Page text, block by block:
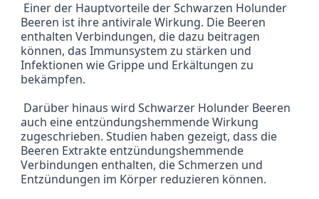
Beeren ist ihre antivirale Wirkung. Die Beeren
enthalten Verbindungen, die dazu beitragen
können, das Immunsystem zu stärken und
Infektionen wie Grippe und Erkältungen zu
bekämpfen.
auch eine entzündungshemmende Wirkung
zugeschrieben. Studien haben gezeigt, dass die
Beeren Extrakte entzündungshemmende
Verbindungen enthalten, die Schmerzen und
Entzündungen im Körper reduzieren können.